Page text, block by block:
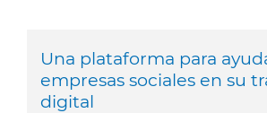
Una plataforma para
empresas sociales en su
digital